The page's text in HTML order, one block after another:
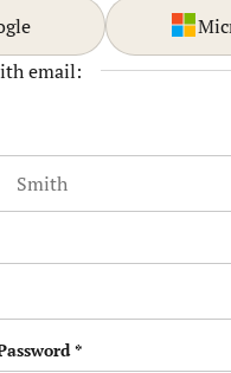
email:
quedar sin cambios.
*